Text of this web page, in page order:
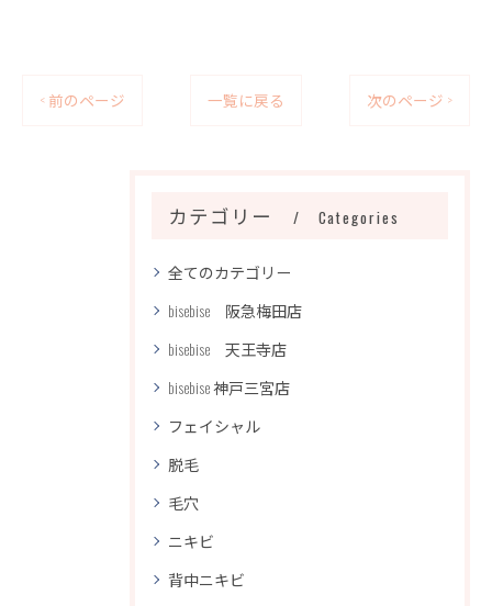
< 前のページ 一覧に戻る 次のページ >
カテゴリー Categories
全てのカテゴリー
bisebise 阪急梅田店
bisebise 天王寺店
bisebise 神戸三宮店
フェイシャル
脱毛
毛穴
ニキビ
背中ニキビ